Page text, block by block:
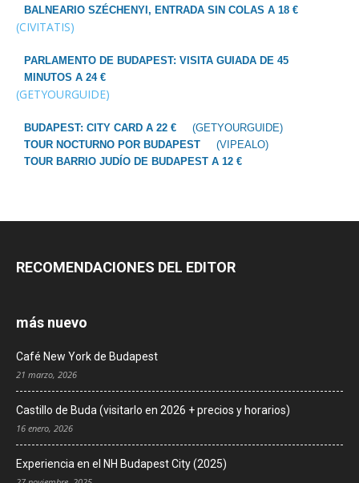
BALNEARIO SZÉCHENYI, ENTRADA SIN COLAS A 18 €
(CIVITATIS)
PARLAMENTO DE BUDAPEST: VISITA GUIADA DE 45
MINUTOS A 24 €
(GETYOURGUIDE)
BUDAPEST: CITY CARD A 22 €
(GETYOURGUIDE)
TOUR NOCTURNO POR BUDAPEST
(VIPEALO)
TOUR BARRIO JUDÍO DE BUDAPEST A 12 €
RECOMENDACIONES DEL EDITOR
más nuevo
Café New York de Budapest
21 marzo, 2026
Castillo de Buda (visitarlo en 2026 + precios y horarios)
16 enero, 2026
Experiencia en el NH Budapest City (2025)